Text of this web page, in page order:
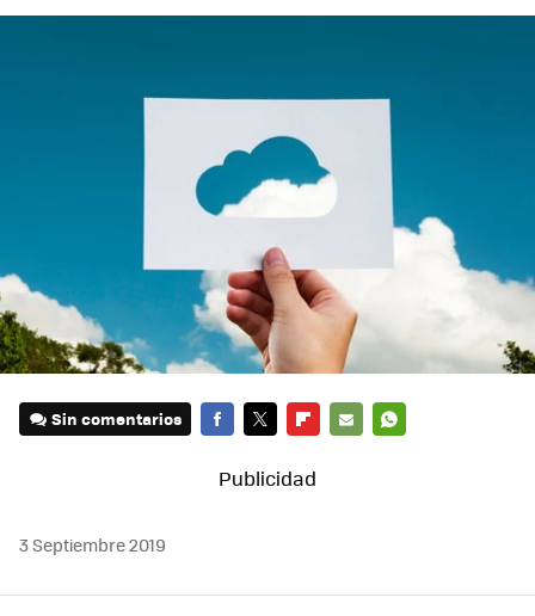
Sin comentarios
3 Septiembre 2019